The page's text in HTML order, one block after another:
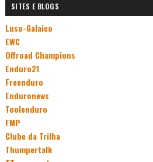
SITES E BLOGS
Luso-Galaico
EWC
Offroad Champions
Enduro21
Freenduro
Enduronews
Toolenduro
FMP
Clube da Trilha
Thumpertalk